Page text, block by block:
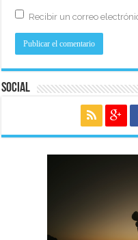
Recibir un correo
Social